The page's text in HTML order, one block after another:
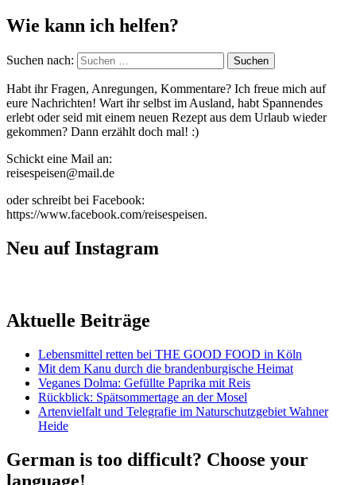
Wie kann ich helfen?
Suchen nach:
Habt ihr Fragen, Anregungen, Kommentare? Ich freue mich auf
eure Nachrichten! Wart ihr selbst im Ausland, habt Spannendes
erlebt oder seid mit einem neuen Rezept aus dem Urlaub wieder
gekommen? Dann erzählt doch mal! :)
Schickt eine Mail an:
reisespeisen@mail.de
oder schreibt bei Facebook:
https://www.facebook.com/reisespeisen.
Neu auf Instagram
Aktuelle Beiträge
Lebensmittel retten bei THE GOOD FOOD in Köln
Mit dem Kanu durch die brandenburgische Heimat
Veganes Dolma: Gefüllte Paprika mit Reis
Rückblick: Spätsommertage an der Mosel
Artenvielfalt und Telegrafie im Naturschutzgebiet Wahner
Heide
German is too difficult? Choose your